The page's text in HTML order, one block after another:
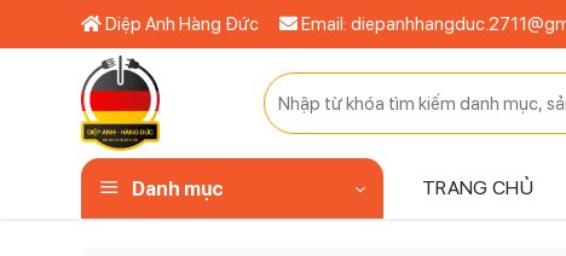
qua
Diệp Anh Hàng Đức Email:
Tìm
kiếm:
Danh mục TRANG CHỦ